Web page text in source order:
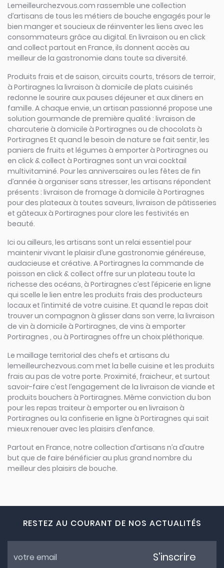
Lemeilleurchezvous.com rassemble une collection
d’artisans de tous les métiers de bouche engagés pour le
bien manger et soucieux de réinventer les liens avec les
consommateurs grâce au digital. En livraison ou en click
and collect partout en France, ils donnent accès au
meilleur de la gastronomie dans toute sa diversité.
Produits frais et de saison, circuits courts, trésors de terroir,
à Portiragnes la livraison à domicile de plats cuisinés
redonne le sourire aux pauses déjeuner et aux diners en
famille. A chaque envie, un artisan passionné propose une
solution gourmande de première qualité : livraison de
charcuterie à domicile à Portiragnes ou de chocolats à
Portiragnes Et quand le besoin de nature se fait sentir, les
paniers de fruits et légumes à emporter à Portiragnes ou
en click & collect à Portiragnes sont un vrai cocktail
multivitaminé. Pour les anniversaires ou les fêtes de fin
d’année à organiser sans stresser, les artisans répondent
présents : livraison de fromage à domicile à Portiragnes
pour des plateaux à toutes saveurs, livraison de pâtisseries
et gâteaux à Portiragnes pour clore les festivités en
beauté.
Ici ou ailleurs, les artisans sont un relai essentiel pour
maintenir vivant le plaisir d’une gastronomie généreuse,
audacieuse et créative. A Portiragnes la commande de
poisson en click & collect offre sur un plateau toute la
richesse des océans, à Portiragnes c’est l’épicerie en ligne
qui scelle le lien entre les produits frais des producteurs
locaux et l’intimité de votre cuisine. Et quand le repas doit
trouver un compagnon à glisser dans son verre, la livraison
de vin à domicile à Portiragnes, de vins à emporter
Portiragnes , ou à Portiragnes offre un choix pléthorique.
Le maillage territorial des chefs et artisans du
lemeilleurchezvous.com met la belle cuisine et les produits
frais au pas de votre porte. Proximité, fraicheur, et surtout
savoir-faire c’est l’engagement de la livraison de viande et
produits bouchers à Portiragnes. Même conviction du bon
pour les repas traiteur à emporter ou en livraison à
Portiragnes ou la confiserie en ligne à Portiragnes qui sait
mieux renouer avec les plaisirs d’enfance.
Partout en France, notre collection d’artisans n’a d’autre
but que de faire bénéficier au plus grand nombre du
meilleur des plaisirs de bouche.
RESTEZ AU COURANT DE NOS ACTUALITÉS
S'inscrire